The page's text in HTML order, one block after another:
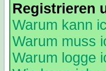
Registrieren
Warum kann
Warum muss
Warum logge